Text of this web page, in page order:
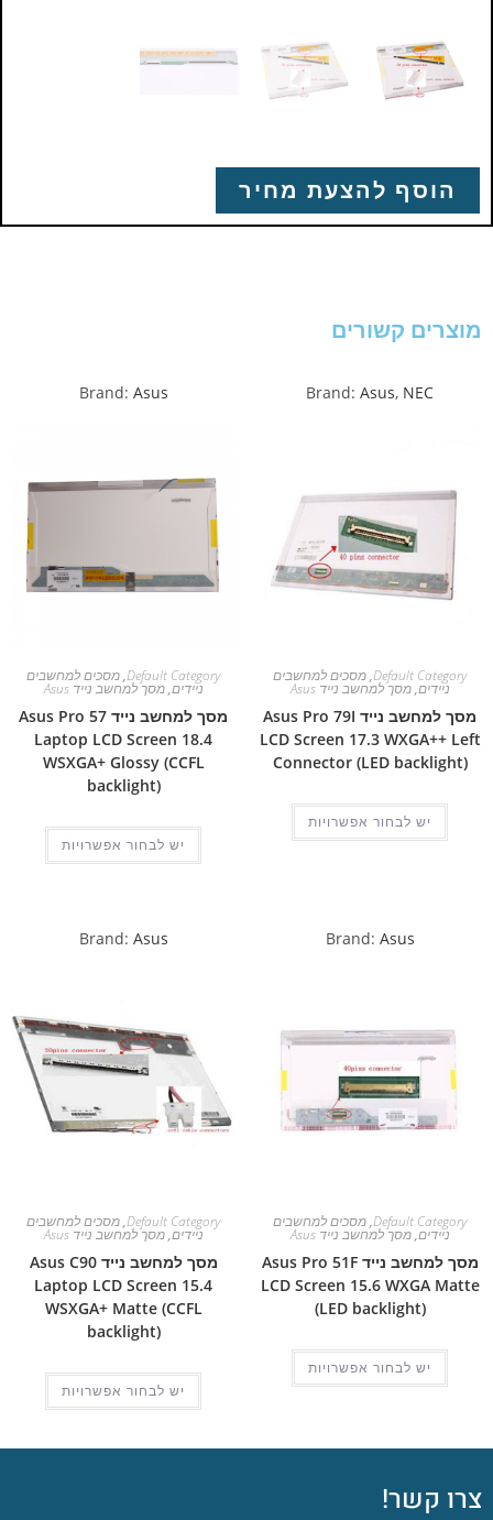
הוסף להצעת מחיר
מוצרים קשורים
Brand: Asus, NEC
Default Category
,מסכים למחשבים
ניידים,מסך למחשב נייד Asus
מסך למחשב נייד Asus Pro 79I
LCD Screen 17.3 WXGA++ Left
Connector (LED backlight)
יש לבחור אפשרויות
Brand: Asus
Default Category
,מסכים למחשבים
ניידים,מסך למחשב נייד Asus
מסך למחשב נייד Asus Pro 57
Laptop LCD Screen 18.4
WSXGA+ Glossy (CCFL
backlight)
יש לבחור אפשרויות
Brand: Asus
Default Category
,מסכים למחשבים
ניידים,מסך למחשב נייד Asus
מסך למחשב נייד Asus Pro 51F
LCD Screen 15.6 WXGA Matte
(LED backlight)
יש לבחור אפשרויות
Brand: Asus
Default Category
,מסכים למחשבים
ניידים,מסך למחשב נייד Asus
מסך למחשב נייד Asus C90
Laptop LCD Screen 15.4
WSXGA+ Matte (CCFL
backlight)
יש לבחור אפשרויות
צרו קשר!